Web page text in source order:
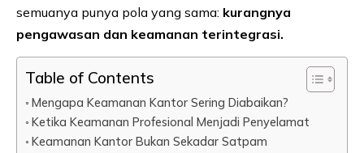
semuanya punya pola yang sama: kurangnya
pengawasan dan keamanan terintegrasi.
Table of Contents
Mengapa Keamanan Kantor Sering Diabaikan?
Ketika Keamanan Profesional Menjadi Penyelamat
Keamanan Kantor Bukan Sekadar Satpam